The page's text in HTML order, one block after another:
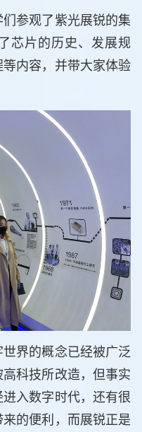
参观了紫光展锐的集
芯片的历史、发展规
内容，并带大家体验
界的概念已经被广泛
科技所改造，但事实
入数字时代，还有很
的便利，而展锐正是